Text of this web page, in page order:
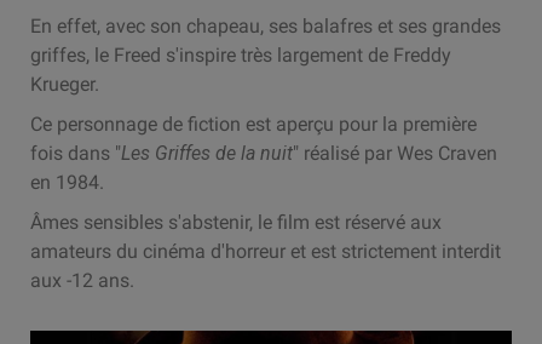
En effet, avec son chapeau, ses balafres et ses grandes
griffes, le Freed s'inspire très largement de Freddy
Krueger.
Ce personnage de fiction est aperçu pour la première
fois dans "Les Griffes de la nuit" réalisé par Wes Craven
en 1984.
Âmes sensibles s'abstenir, le film est réservé aux
amateurs du cinéma d'horreur et est strictement interdit
aux -12 ans.